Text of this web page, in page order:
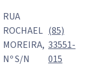
RUA
ROCHAEL
MOREIRA,
Nº S/N
(85)
33551-
015